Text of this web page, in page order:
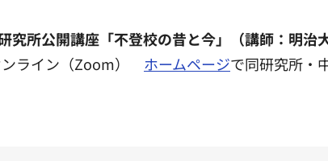
所公開講座「不登校の昔と今」（講師：明治
ライン（Zoom） ホームページで同研究所・